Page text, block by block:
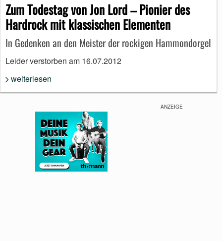
Zum Todestag von Jon Lord – Pionier des
Hardrock mit klassischen Elementen
In Gedenken an den Meister der rockigen Hammondorgel
Leider verstorben am 16.07.2012
weiterlesen